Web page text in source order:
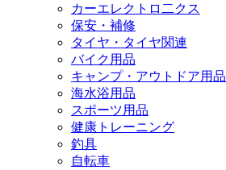
カーエレクトロ二クス
保安・補修
タイヤ・タイヤ関連
バイク用品
キャンプ・アウトドア用品
海水浴用品
スポーツ用品
健康トレーニング
釣具
自転車